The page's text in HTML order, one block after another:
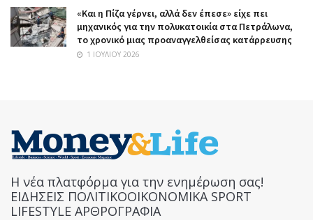
«Και η Πίζα γέρνει, αλλά δεν έπεσε» είχε πει
μηχανικός για την πολυκατοικία στα Πετράλωνα,
το χρονικό μιας προαναγγελθείσας κατάρρευσης
1 ΙΟΥΛΊΟΥ 2026
Η νέα πλατφόρμα για την ενημέρωση σας!
ΕΙΔΗΣΕΙΣ ΠΟΛΙΤΙΚΟΟΙΚΟΝΟΜΙΚΑ SPORT
LIFESTYLE ΑΡΘΡΟΓΡΑΦΙΑ